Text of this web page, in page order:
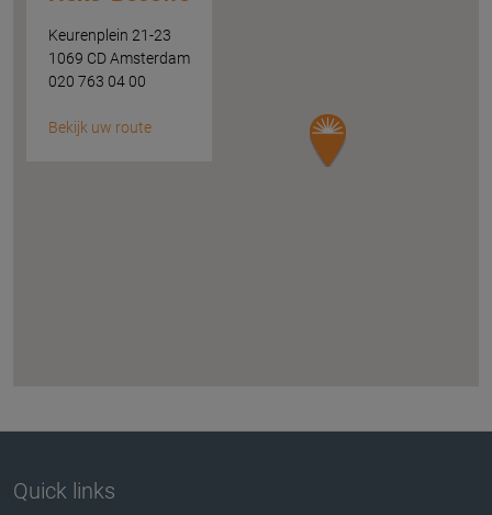
Keurenplein 21-23
1069 CD Amsterdam
020 763 04 00
Bekijk uw route
Quick links